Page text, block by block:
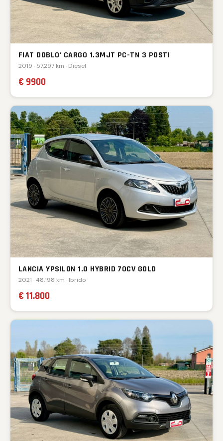
FIAT DOBLO' CARGO 1.3MJT PC-TN 3 POSTI
2019 · 57.297 km · Diesel
€ 9900
LANCIA YPSILON 1.0 HYBRID 70CV GOLD
2021 · 48.198 km · Ibrido
€ 11.800